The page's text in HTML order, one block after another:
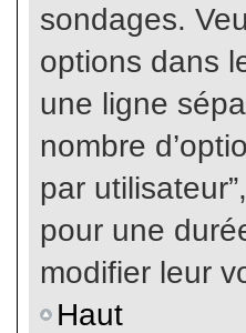
sondages.
options dans
une ligne
nombre
par
pour une
modifier leur
Haut